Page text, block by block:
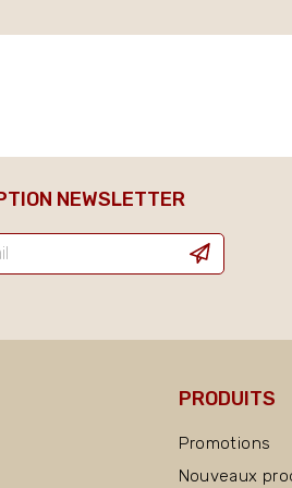
NEWSLETTER
PRODUITS
Promotions
Nouveaux